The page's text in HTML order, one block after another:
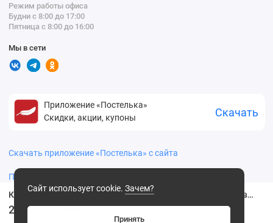
Комплект постельного белья 1,5 спальный из сатина с наволочками 70х70 2 шт Цветы Luxor
2999 3099 ₽
Сайт использует cookie. Зачем?
Принять
Режим работы офиса
Будни с 8:00 до 17:00
Пятница с 8:00 до 16:00
Мы в сети
Приложение «Постелька»
Скидки, акции, купоны
Скачать
Скачать приложение «Постелька» с сайта
Политика конфиденциальности